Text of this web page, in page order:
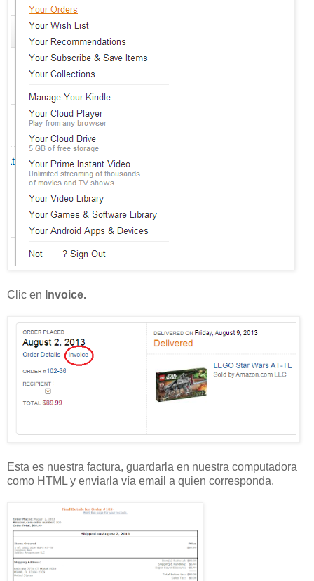
Clic en Invoice.
Esta es nuestra factura, guardarla en nuestra computadora
como HTML y enviarla vía email a quien corresponda.